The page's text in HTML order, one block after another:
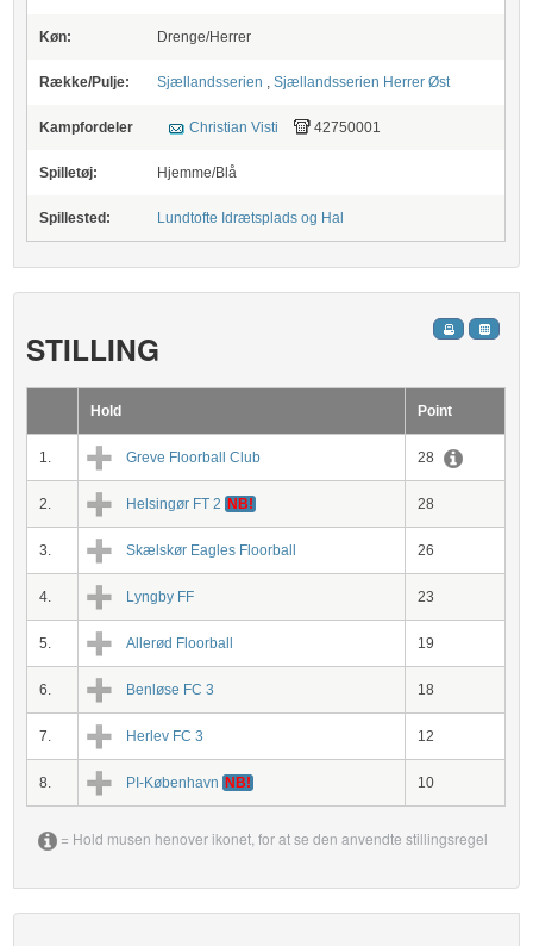
Køn: Drenge/Herrer
Række/Pulje: Sjællandsserien ,Sjællandsserien Herrer Øst
Kampfordeler Christian Visti 42750001
Spilletøj: Hjemme/Blå
Spillested: Lundtofte Idrætsplads og Hal
STILLING
Hold Point
1. Greve Floorball Club 28
2. Helsingør FT 2 NB! 28
3. Skælskør Eagles Floorball 26
4. Lyngby FF 23
5. Allerød Floorball 19
6. Benløse FC 3 18
7. Herlev FC 3 12
8. PI-København NB! 10
= Hold musen henover ikonet, for at se den anvendte stillingsregel